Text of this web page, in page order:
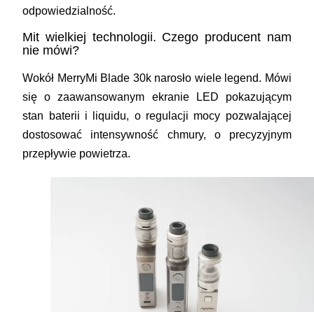
odpowiedzialność.
Mit wielkiej technologii. Czego producent nam
nie mówi?
Wokół MerryMi Blade 30k narosło wiele legend. Mówi
się o zaawansowanym ekranie LED pokazującym
stan baterii i liquidu, o regulacji mocy pozwalającej
dostosować intensywność chmury, o precyzyjnym
przepływie powietrza.